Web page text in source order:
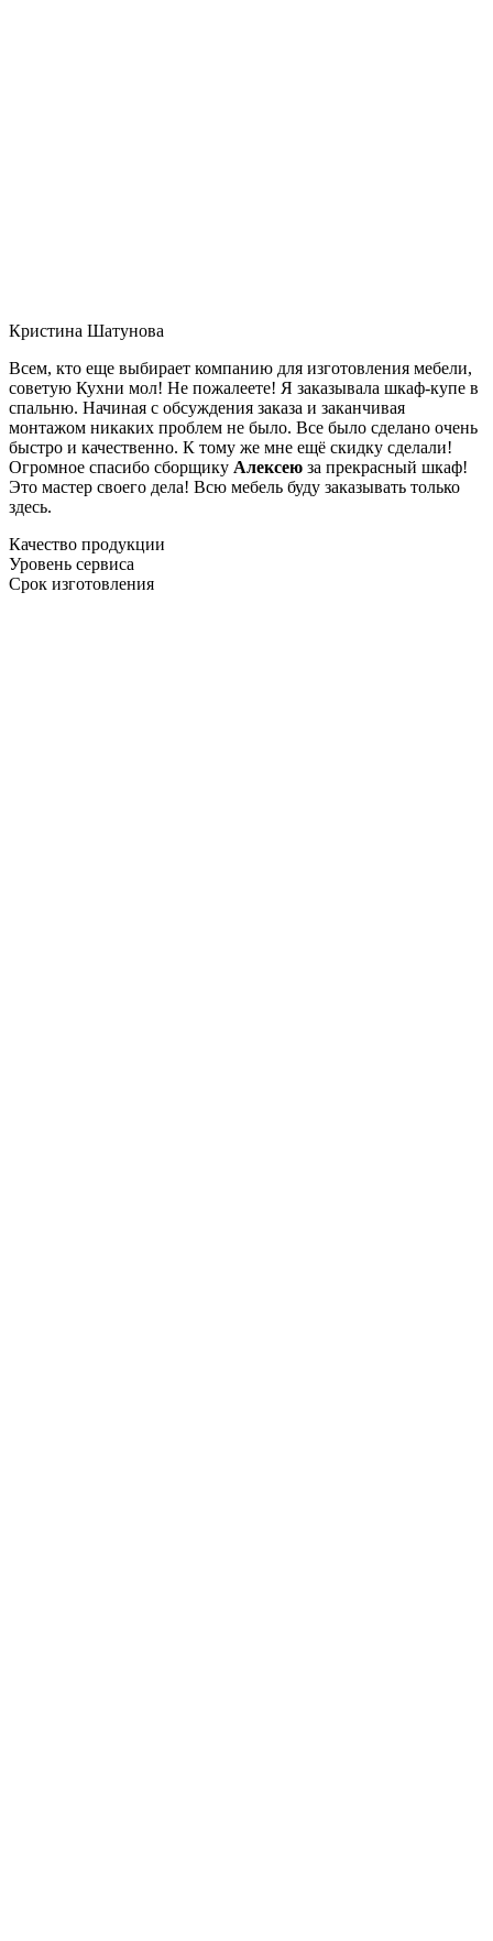
Кристина Шатунова
Всем, кто еще выбирает компанию для изготовления мебели,
советую Кухни мол! Не пожалеете! Я заказывала шкаф-купе в
спальню. Начиная с обсуждения заказа и заканчивая
монтажом никаких проблем не было. Все было сделано очень
быстро и качественно. К тому же мне ещё скидку сделали!
Огромное спасибо сборщику Алексею за прекрасный шкаф!
Это мастер своего дела! Всю мебель буду заказывать только
здесь.
Качество продукции
Уровень сервиса
Срок изготовления